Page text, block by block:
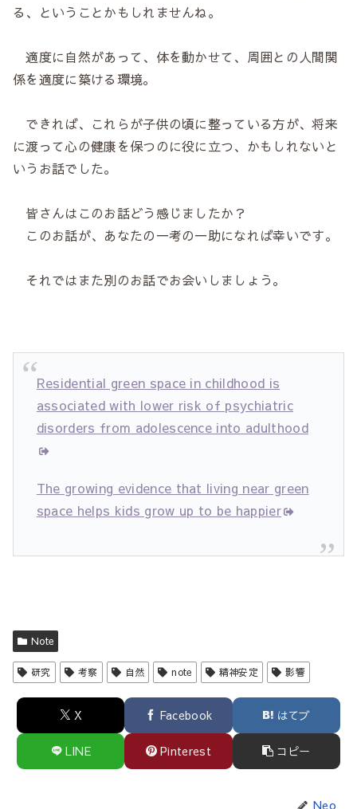
る、ということかもしれませんね。
適度に自然があって、体を動かせて、周囲との人間関
係を適度に築ける環境。
できれば、これらが子供の頃に整っている方が、将来
に渡って心の健康を保つのに役に立つ、かもしれないと
いうお話でした。
皆さんはこのお話どう感じましたか？
このお話が、あなたの一考の一助になれば幸いです。
それではまた別のお話でお会いしましょう。
Residential green space in childhood is
associated with lower risk of psychiatric
disorders from adolescence into adulthood
The growing evidence that living near green
space helps kids grow up to be happier
Note
研究 考察 自然 note 精神安定 影響
X Facebook はてブ
LINE Pinterest コピー
Neo